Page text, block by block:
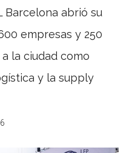
Barcelona abrió su
empresas y 250
la ciudad como
y la supply